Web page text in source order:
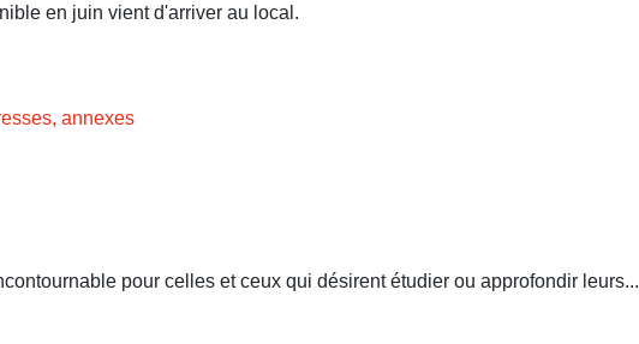
en juin vient d'arriver au local.
annexes
pour celles et ceux qui désirent étudier ou approfondir leurs...